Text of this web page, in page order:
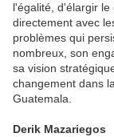
l'égalité, d'élargir
directement avec
problèmes qui
nombreux, son
sa vision
changement dans
Guatemala.
Derik Mazariegos